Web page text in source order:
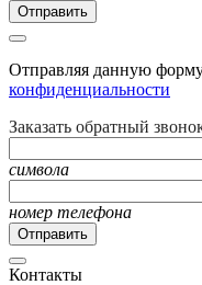
Отправляя данную
конфиденциальности
Заказать обратный
символа
номер телефона
Контакты